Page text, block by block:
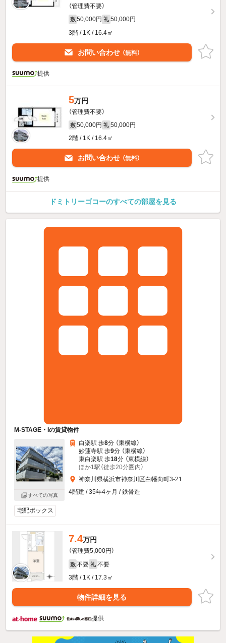
（管理費不要）
敷 50,000円 礼 50,000円
3階 / 1K / 16.4㎡
お問い合わせ （無料）
提供
5万円
（管理費不要）
敷 50,000円 礼 50,000円
2階 / 1K / 16.4㎡
お問い合わせ （無料）
提供
ドミトリーゴコーのすべての部屋を見る
M-STAGE・Iの賃貸物件
すべての写真
白楽駅 歩8分 （東横線）
妙蓮寺駅 歩9分 （東横線）
東白楽駅 歩18分 （東横線）
ほか1駅（徒歩20分圏内）
神奈川県横浜市神奈川区白幡向町3-21
4階建 / 35年4ヶ月 / 鉄骨造
宅配ボックス
7.4万円
（管理費5,000円）
敷 不要 礼 不要
3階 / 1K / 17.3㎡
物件詳細を見る
提供